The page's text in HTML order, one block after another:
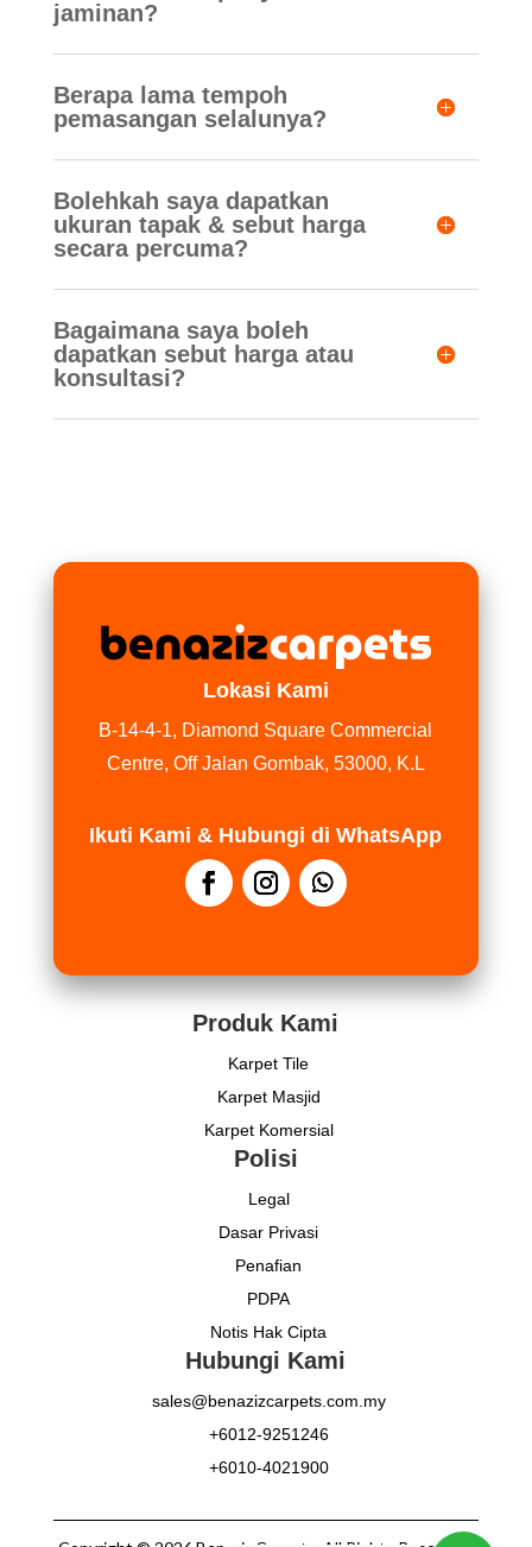
jaminan?
Berapa lama tempoh
pemasangan selalunya?
Bolehkah saya dapatkan
ukuran tapak & sebut harga
secara percuma?
Bagaimana saya boleh
dapatkan sebut harga atau
konsultasi?
Lokasi Kami
B-14-4-1, Diamond Square Commercial
Centre, Off Jalan Gombak, 53000, K.L
Ikuti Kami & Hubungi di WhatsApp
Produk Kami
Karpet Tile
Karpet Masjid
Karpet Komersial
Polisi
Legal
Dasar Privasi
Penafian
PDPA
Notis Hak Cipta
Hubungi Kami
sales@benazizcarpets.com.my
+6012-9251246
+6010-4021900